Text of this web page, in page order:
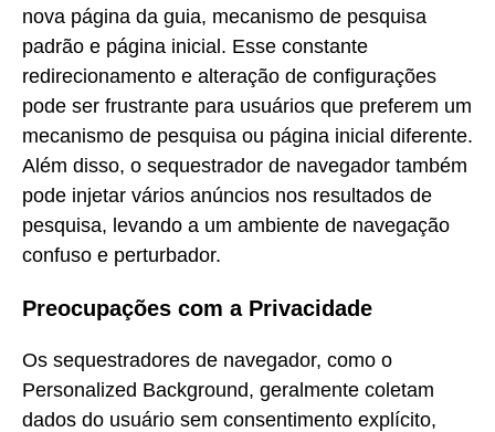
nova página da guia, mecanismo de pesquisa
padrão e página inicial. Esse constante
redirecionamento e alteração de configurações
pode ser frustrante para usuários que preferem um
mecanismo de pesquisa ou página inicial diferente.
Além disso, o sequestrador de navegador também
pode injetar vários anúncios nos resultados de
pesquisa, levando a um ambiente de navegação
confuso e perturbador.
Preocupações com a Privacidade
Os sequestradores de navegador, como o
Personalized Background, geralmente coletam
dados do usuário sem consentimento explícito,